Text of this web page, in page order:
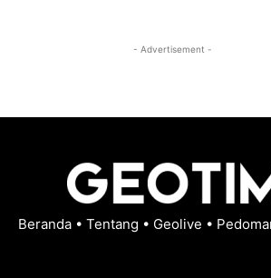
- Advertisement -
Beranda • Tentang • Geolive •